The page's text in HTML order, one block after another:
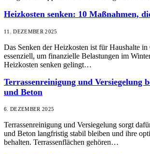
Heizkosten senken: 10 Maßnahmen,
11. DEZEMBER 2025
Das Senken der Heizkosten ist für Haushalte in
essenziell, um finanzielle Belastungen im
Heizkosten senken gelingt…
Terrassenreinigung und Versiegelung
und Beton
6. DEZEMBER 2025
Terrassenreinigung und Versiegelung sorgt
und Beton langfristig stabil bleiben und ihre
behalten. Terrassenflächen gehören…